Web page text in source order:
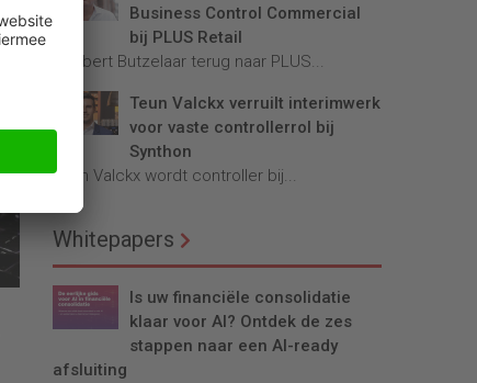
Business Control Commercial
bij PLUS Retail
Robbert Butzelaar terug naar PLUS...
Teun Valckx verruilt interimwerk
voor vaste controllerrol bij
Synthon
Teun Valckx wordt controller bij...
Whitepapers
Is uw financiële consolidatie
klaar voor AI? Ontdek de zes
stappen naar een AI-ready
afsluiting